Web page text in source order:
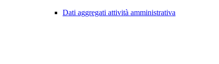
Dati aggregati attività amministrativa